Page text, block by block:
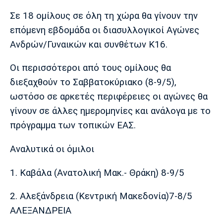
Πολιτισμός
Τραγούδια
Cine Spot
Running
Media
Παρασκήνιο
Πρόγραμμα TV
Ιωνικός Κηφισιά Πανσερραϊκός
Μπαρτσελόνα
Ρεάλ
Μαδρίτης
Ατλέτικο
Μάντσεστερ
Γιουνάιτεντ
Τσέλσι Άρσεναλ
Σε 18 ομίλους σε όλη τη χώρα θα γίνουν την
επόμενη εβδομάδα οι διασυλλογικοί Αγώνες
Ανδρών/Γυναικών και συνθέτων Κ16.
Οι περισσότεροι από τους ομίλους θα
διεξαχθούν το Σαββατοκύριακο (8-9/5),
ωστόσο σε αρκετές περιφέρειες οι αγώνες θα
γίνουν σε άλλες ημερομηνίες και ανάλογα με το
πρόγραμμα των τοπικών ΕΑΣ.
Αναλυτικά οι όμιλοι
1. Καβάλα (Ανατολική Μακ.- Θράκη) 8-9/5
2. Αλεξάνδρεια (Κεντρική Μακεδονία)7-8/5
ΑΛΕΞΑΝΔΡΕΙΑ